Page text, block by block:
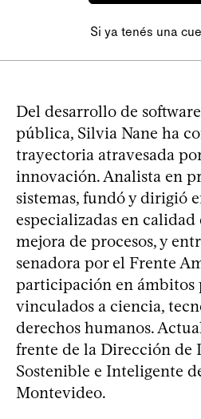
Si ya tenés una
Del desarrollo de
pública, Silvia Nane ha
trayectoria atravesada
innovación. Analista en
sistemas, fundó y dirigió
especializadas en calidad
mejora de procesos, y
senadora por el Frente
participación en ámbitos
vinculados a ciencia,
derechos humanos.
frente de la Dirección de
Sostenible e Inteligente
Montevideo.